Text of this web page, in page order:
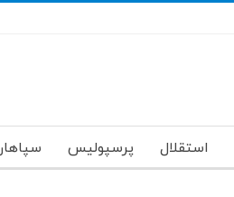
استقلال پرسپولیس